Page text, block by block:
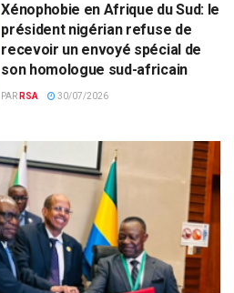
Xénophobie en Afrique du Sud: le
président nigérian refuse de
recevoir un envoyé spécial de
son homologue sud-africain
PAR RSA 30/07/2026